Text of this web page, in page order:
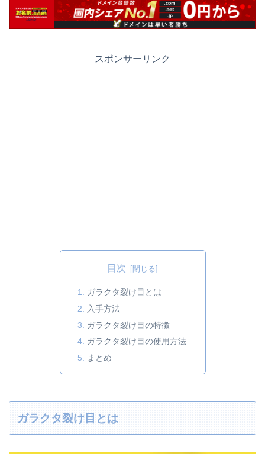
スポンサーリンク
目次
ガラクタ裂け目とは
入手方法
ガラクタ裂け目の特徴
ガラクタ裂け目の使用方法
まとめ
ガラクタ裂け目とは